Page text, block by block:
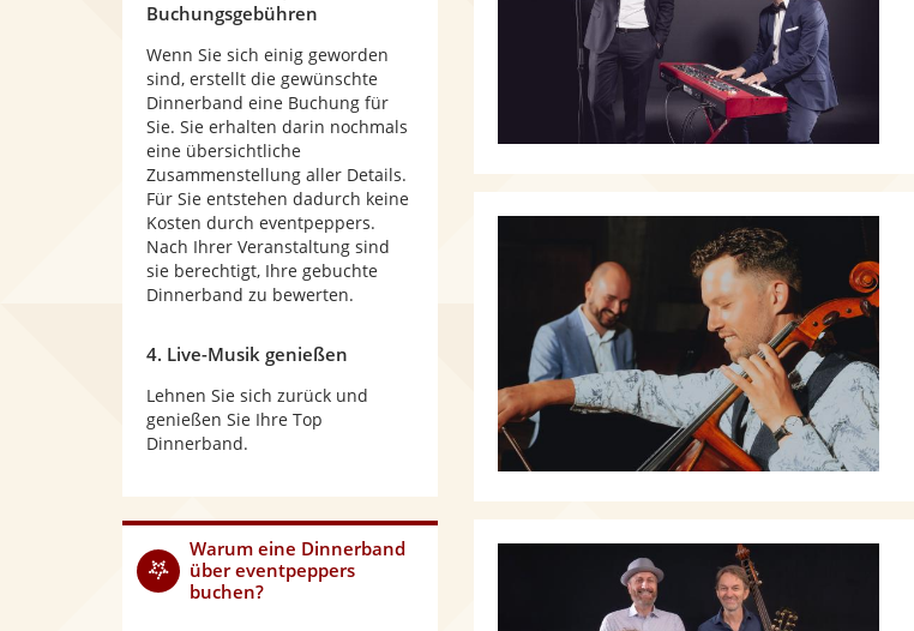
Buchungsgebühren
Wenn Sie sich einig geworden
sind, erstellt die gewünschte
Dinnerband eine Buchung für
Sie. Sie erhalten darin nochmals
eine übersichtliche
Zusammenstellung aller Details.
Für Sie entstehen dadurch keine
Kosten durch eventpeppers.
Nach Ihrer Veranstaltung sind
sie berechtigt, Ihre gebuchte
Dinnerband zu bewerten.
4. Live-Musik genießen
Lehnen Sie sich zurück und
genießen Sie Ihre Top
Dinnerband.
Warum eine Dinnerband
über eventpeppers
buchen?